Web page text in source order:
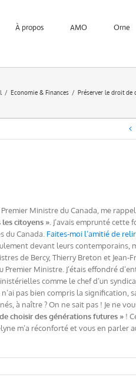
À propos AMO Orne
Economie & Finances Préserver le droit de
Ministre du Canada, me
citoyens ». J’avais emprunté cette
du Canada. Faites-moi l’amitié de
devant leurs contemporains,
de Bercy, Thierry Breton et Jean-
Ministre. J’étais effondré
comme le chef d’un
pas bien compris la signification,
à naître ? On ne sait pas ! Je ne
choisir des générations futures » !
m’a réconforté et vous en parler